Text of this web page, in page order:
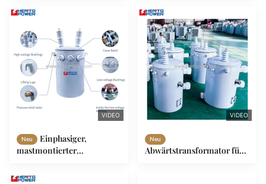
kVA 75 kVA 37,5 kVA Mast
auf Mast
167KVA 250KVA 333KVA
hoher Wirkungsgrad
VIDEO
Neu
Einphasiger,
mastmontierter
250 kVA
VIDEO
Neu
Abwärtstransformator für